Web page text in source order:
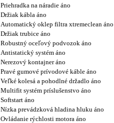
Priehradka na náradie áno
Držiak kábla áno
Automatický oklep filtra xtremeclean áno
Držiak trubice áno
Robustný oceľový podvozok áno
Antistatický systém áno
Nerezový kontajner áno
Pravé gumové prívodové káble áno
Veľké kolesá a pohodlné držadlo áno
Multifit systém príslušenstvo áno
Softstart áno
Nízka prevádzková hladina hluku áno
Ovládanie rýchlosti motora áno